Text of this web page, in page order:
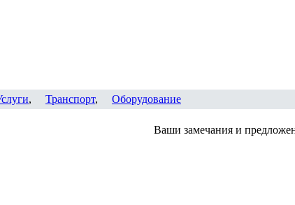
, Транспорт, Оборудование
Ваши замечания и